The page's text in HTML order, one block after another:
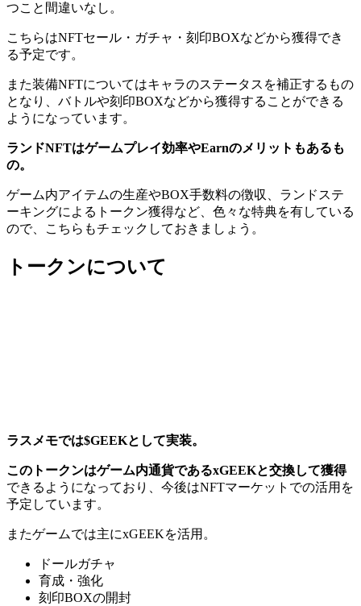
つこと間違いなし。
こちらはNFTセール・ガチャ・刻印BOXなどから獲得でき
る予定です。
また装備NFTについてはキャラのステータスを補正するもの
となり、バトルや刻印BOXなどから獲得することができる
ようになっています。
ランドNFTはゲームプレイ効率やEarnのメリットもあるも
の。
ゲーム内アイテムの生産やBOX手数料の徴収、ランドステ
ーキングによるトークン獲得など、色々な特典を有している
ので、こちらもチェックしておきましょう。
トークンについて
ラスメモでは$GEEKとして実装。
このトークンはゲーム内通貨であるxGEEKと交換して獲得
できるようになっており、今後はNFTマーケットでの活用を
予定しています。
またゲームでは主にxGEEKを活用。
ドールガチャ
育成・強化
刻印BOXの開封